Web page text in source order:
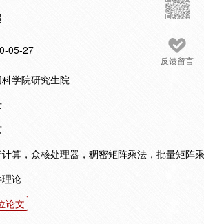
反馈留言
05-27
学院研究生院
算，众核处理器，稠密矩阵乘法，批量矩阵
论
论文